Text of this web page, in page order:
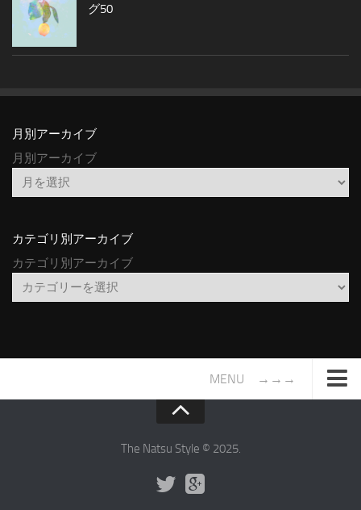
グ50
月別アーカイブ
月別アーカイブ
カテゴリ別アーカイブ
カテゴリ別アーカイブ
MENU →→→
The Natsu Style © 2025.